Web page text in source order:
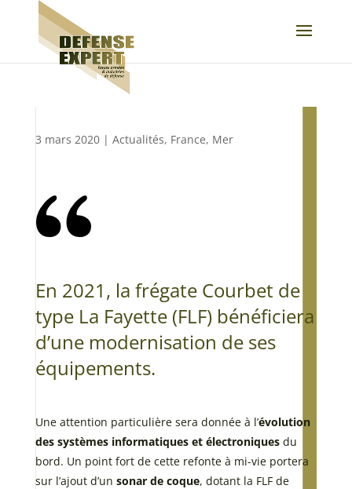
3 mars 2020| Actualités, France, Mer
En 2021, la frégate Courbet de
type La Fayette (FLF) bénéficiera
d’une modernisation de ses
équipements.
Une attention particulière sera donnée à l’évolution
des systèmes informatiques et électroniquesdu
bord. Un point fort de cette refonte à mi-vie portera
sur l’ajout d’un sonar de coque, dotant la FLF de